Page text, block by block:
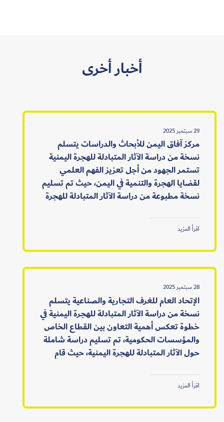
أخبار أخرى
29 سبتمبر 2025
مركز آفاق اليمن للأبحاث والدراسات يتسلم
نسخة من دراسة الآثار المتبادلة للهجرة اليمنية
تستمر الجهود من أجل تعزيز الفهم العلمي
لقضايا الهجرة والتنمية في اليمن، حيث تم تسليم
نسخة مطبوعة من دراسة الآثار المتبادلة للهجرة
اقرأ المزيد
28 سبتمبر 2025
الإتحاد العام للغرف التجارية والصناعية يتسلم
نسخة من دراسة الآثار المتبادلة للهجرة اليمنية في
خطوة تعكس أهمية التعاون بين القطاع الخاص
والمؤسسات الحكومية، تم تسليم دراسة شاملة
حول الآثار المتبادلة للهجرة اليمنية، حيث قام
اقرأ المزيد